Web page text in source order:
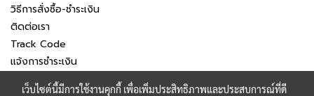
วิธีการสั่งซื้อ-ชำระเงิน
ติดต่อเรา
Track Code
แจ้งการชำระเงิน
เว็บไซต์นี้มีการใช้งานคุกกี้ เพื่อเพิ่มประสิทธิภาพและประสบการณ์ที่ดี